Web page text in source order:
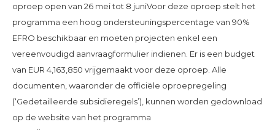
oproep open van 26 mei tot 8 juniVoor deze oproep stelt het
programma een hoog ondersteuningspercentage van 90%
EFRO beschikbaar en moeten projecten enkel een
vereenvoudigd aanvraagformulier indienen. Er is een budget
van EUR 4,163,850 vrijgemaakt voor deze oproep. Alle
documenten, waaronder de officiële oproepregeling
(‘Gedetailleerde subsidieregels’), kunnen worden gedownload
op de website van het programma